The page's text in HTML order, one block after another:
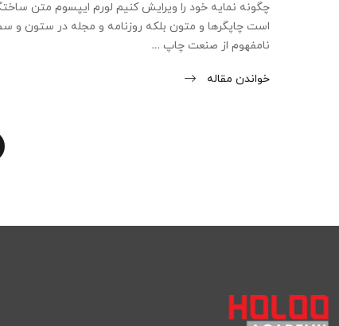
چگونه نمایه خود را ویرایش کنیم لورم ایپسوم متن
است چاپگرها و متون بلکه روزنامه و مجله در ستون و
نامفهوم از صنعت چاپ …
خواندن مقاله